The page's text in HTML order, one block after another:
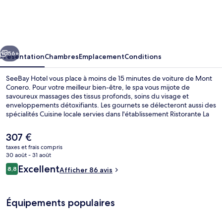
Suivant
56+
PrésentationChambresEmplacementConditions
SeeBay Hotel vous place à moins de 15 minutes de voiture de Mont
Conero. Pour votre meilleur bien-être, le spa vous mijote de
savoureux massages des tissus profonds, soins du visage et
enveloppements détoxifiants. Les gournets se délecteront aussi des
spécialités Cuisine locale servies dans l'établissement Ristorante La
autres petits avantages de cet hébergement figurent 2
bars/lounges, un bar en bord de piscine et une salle de fitness
ouverte 24 h/24.
Le
prix
actuel
est
de
307 €
taxes et frais compris
30 août - 31 août
Avis
voyageurs
8,88,8 sur 10
ExcellentAfficher 86 avis
Équipements populaires